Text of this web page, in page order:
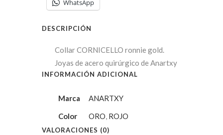
WhatsApp
DESCRIPCIÓN
Collar CORNICELLO ronnie gold.
Joyas de acero quirúrgico de Anartxy
INFORMACIÓN ADICIONAL
Marca
ANARTXY
Color
ORO ROJO
VALORACIONES (0)